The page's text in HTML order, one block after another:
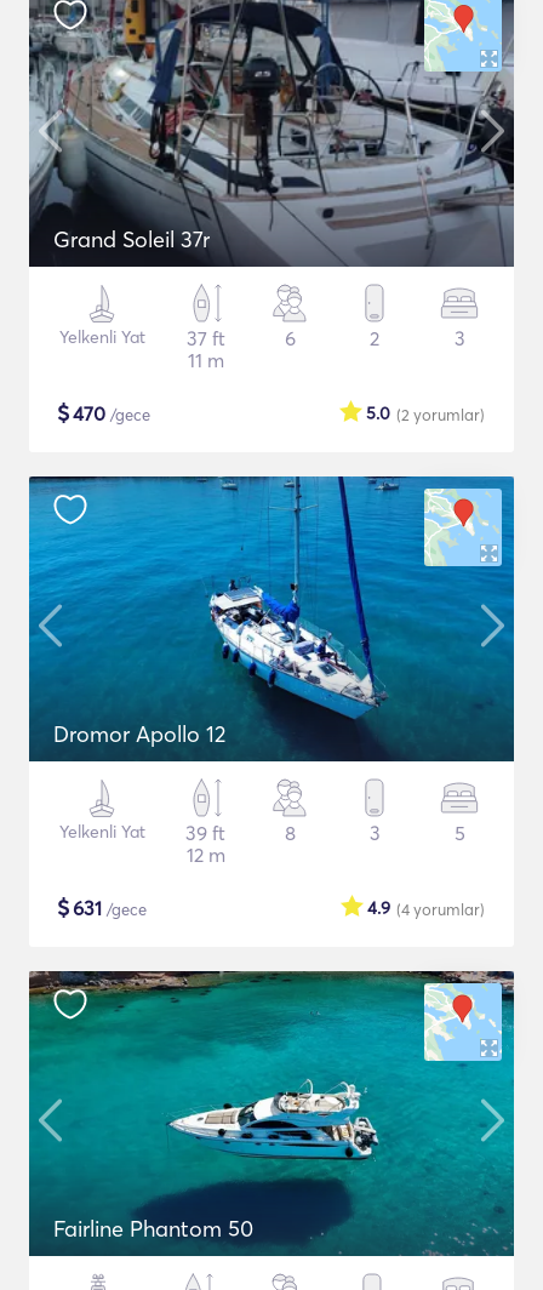
Grand Soleil 37r
Yelkenli Yat
37 ft
11 m
6 2 3
$470 /gece (2 yorumlar)
5.0
Dromor Apollo 12
Yelkenli Yat
39 ft
12 m
8 3 5
$631 /gece (4yorumlar)
4.9
Fairline Phantom 50